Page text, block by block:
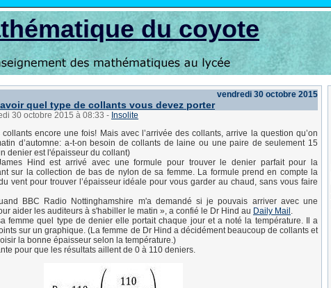
du coyote
vendredi 30 octobre 2015
quel type de collants vous devez porter
30 octobre 2015 à 08:33 - Insolite
encore une fois! Mais avec l’arrivée des collants, arrive la question qu’on
d’automne: a-t-on besoin de collants de laine ou une paire de seulement 15
denier est l'épaisseur du collant)
Hind est arrivé avec une formule pour trouver le denier parfait pour la
sur la collection de bas de nylon de sa femme. La formule prend en compte la
vent pour trouver l’épaisseur idéale pour vous garder au chaud, sans vous faire
BBC Radio Nottinghamshire m'a demandé si je pouvais arriver avec une
aider les auditeurs à s'habiller le matin », a confié le Dr Hind au Daily Mail .
femme quel type de denier elle portait chaque jour et a noté la température. Il a
sur un graphique. (La femme de Dr Hind a décidément beaucoup de collants et
la bonne épaisseur selon la température.)
pour que les résultats aillent de 0 à 110 deniers.